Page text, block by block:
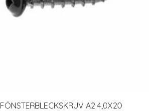
FÖNSTERBLECKSKRUV A2 4,0X20